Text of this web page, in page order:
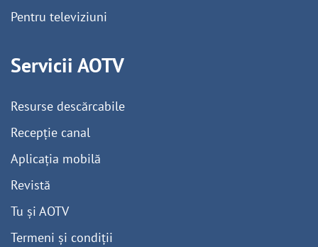
Pentru televiziuni
Servicii AOTV
Resurse descărcabile
Recepție canal
Aplicația mobilă
Revistă
Tu și AOTV
Termeni și condiții